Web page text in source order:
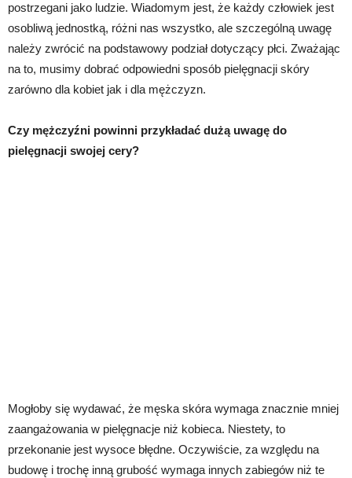
postrzegani jako ludzie. Wiadomym jest, że każdy człowiek jest
osobliwą jednostką, różni nas wszystko, ale szczególną uwagę
należy zwrócić na podstawowy podział dotyczący płci. Zważając
na to, musimy dobrać odpowiedni sposób pielęgnacji skóry
zarówno dla kobiet jak i dla mężczyzn.
Czy mężczyźni powinni przykładać dużą uwagę do
pielęgnacji swojej cery?
Mogłoby się wydawać, że męska skóra wymaga znacznie mniej
zaangażowania w pielęgnacje niż kobieca. Niestety, to
przekonanie jest wysoce błędne. Oczywiście, za względu na
budowę i trochę inną grubość wymaga innych zabiegów niż te